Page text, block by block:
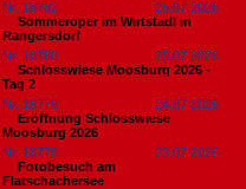
Nr. 18782
25.07.2026
Sommeroper im Wirtstadl in
Rangersdorf
Nr. 18780
25.07.2026
Schlosswiese Moosburg 2026 -
Tag 2
Nr. 18779
24.07.2026
Eröffnung Schlosswiese
Moosburg 2026
Nr. 18778
23.07.2026
Fotobesuch am
Flatschachersee